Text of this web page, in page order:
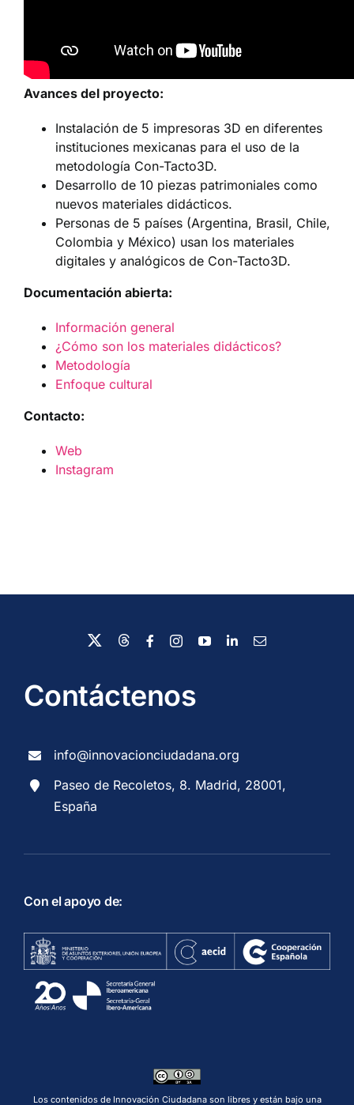
Avances del proyecto:
Instalación de 5 impresoras 3D en diferentes
instituciones mexicanas para el uso de la
metodología Con-Tacto3D.
Desarrollo de 10 piezas patrimoniales como
nuevos materiales didácticos.
Personas de 5 países (Argentina, Brasil, Chile,
Colombia y México) usan los materiales
digitales y analógicos de Con-Tacto3D.
Documentación abierta:
Información general
¿Cómo son los materiales didácticos?
Metodología
Enfoque cultural
Contacto:
Web
Instagram
Contáctenos
info@innovacionciudadana.org
Paseo de Recoletos, 8. Madrid, 28001,
España
Con el apoyo de:
Los contenidos de Innovación Ciudadana son libres y están bajo una